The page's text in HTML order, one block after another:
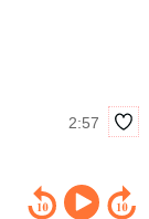
2:57